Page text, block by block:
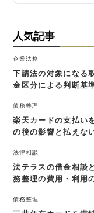
人気記事
企業法務
下請法の対象になる
金区分による判断基
債務整理
楽天カードの支払い
の後の影響と払えな
法律相談
法テラスの借金相談
務整理の費用・利用
債務整理